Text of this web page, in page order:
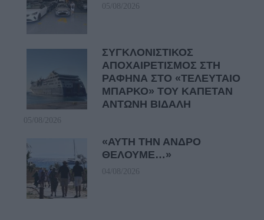
05/08/2026
ΣΥΓΚΛΟΝΙΣΤΙΚΟΣ
ΑΠΟΧΑΙΡΕΤΙΣΜΟΣ ΣΤΗ
ΡΑΦΗΝΑ ΣΤΟ «ΤΕΛΕΥΤΑΙΟ
ΜΠΑΡΚΟ» ΤΟΥ ΚΑΠΕΤΑΝ
ΑΝΤΩΝΗ ΒΙΔΑΛΗ
05/08/2026
«ΑΥΤΗ ΤΗΝ ΑΝΔΡΟ
ΘΕΛΟΥΜΕ…»
04/08/2026